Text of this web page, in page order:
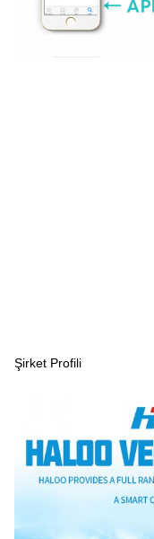
Şirket Profili